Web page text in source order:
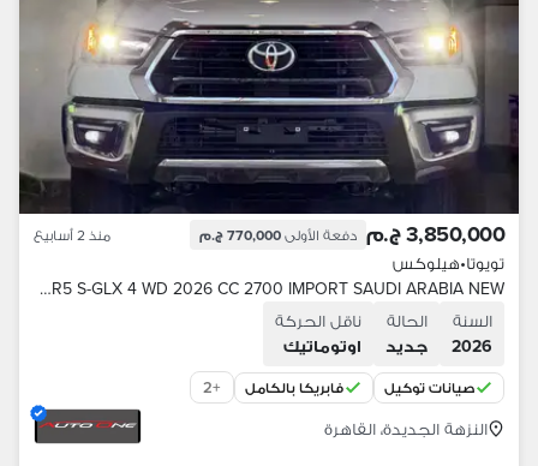
3,850,000 ج.م دفعة الأولى 770,000 ج.م منذ 2 أسابيع
تويوتا•هيلوكس
TOYOTA HILUX SR5 S-GLX 4 WD 2026 CC 2700 IMPORT SAUDI ARABIA NEW
السنة
2026
الحالة
جديد
ناقل الحركة
اوتوماتيك
صيانات توكيل فابريكا بالكامل +
2
النزهة الجديدة، القاهرة